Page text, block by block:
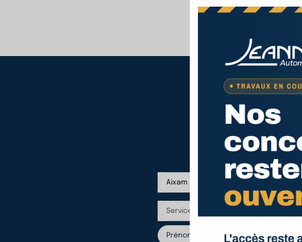
Aixam La-Chapelle-Saint-Luc (Troyes)
Service